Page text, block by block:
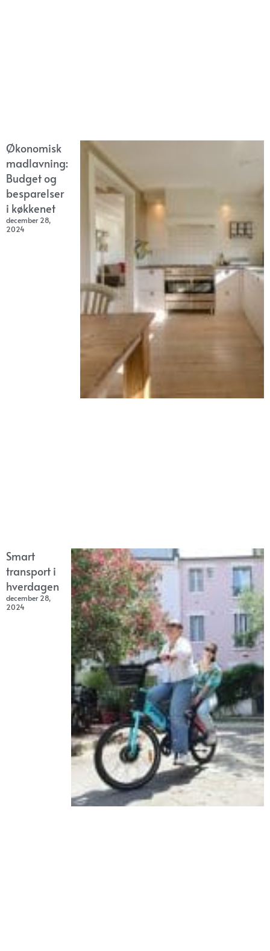
Økonomisk
madlavning:
Budget og
besparelser
i køkkenet
december 28,
2024
Smart
transport i
hverdagen
december 28,
2024